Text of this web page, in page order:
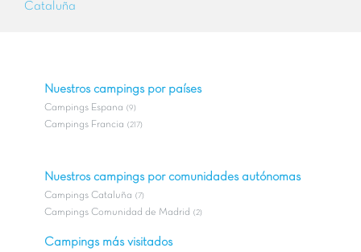
Cataluña
Nuestros campings por países
Campings Espana (9)
Campings Francia (217)
Nuestros campings por comunidades autónomas
Campings Cataluña (7)
Campings Comunidad de Madrid (2)
Campings más visitados